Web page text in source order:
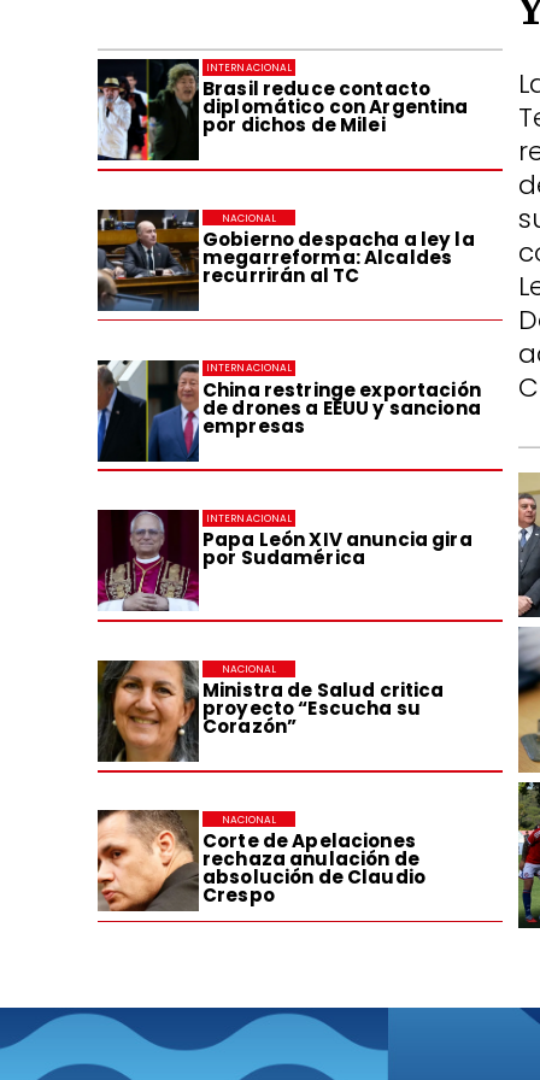
Brasil reduce contacto
diplomático con Argentina
por dichos de Milei
INTERNACIONAL
Gobierno despacha a ley la
megarreforma: Alcaldes
recurrirán al TC
NACIONAL
China restringe exportación
de drones a EEUU y sanciona
empresas
INTERNACIONAL
Papa León XIV anuncia gira
por Sudamérica
INTERNACIONAL
Ministra de Salud critica
proyecto “Escucha su
Corazón”
NACIONAL
Corte de Apelaciones
rechaza anulación de
absolución de Claudio
Crespo
NACIONAL